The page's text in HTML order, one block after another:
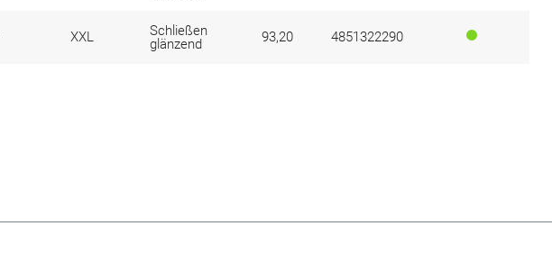
XXL
Schließen
glänzend
93,20 4851322290